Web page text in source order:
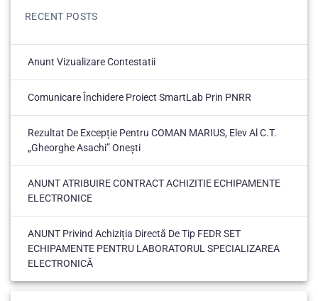
RECENT POSTS
Anunt Vizualizare Contestatii
Comunicare Închidere Proiect SmartLab Prin PNRR
Rezultat De Excepție Pentru COMAN MARIUS, Elev Al C.T.
„Gheorghe Asachi” Onești
ANUNT ATRIBUIRE CONTRACT ACHIZITIE ECHIPAMENTE
ELECTRONICE
ANUNT Privind Achiziția Directă De Tip FEDR SET
ECHIPAMENTE PENTRU LABORATORUL SPECIALIZAREA
ELECTRONICĂ